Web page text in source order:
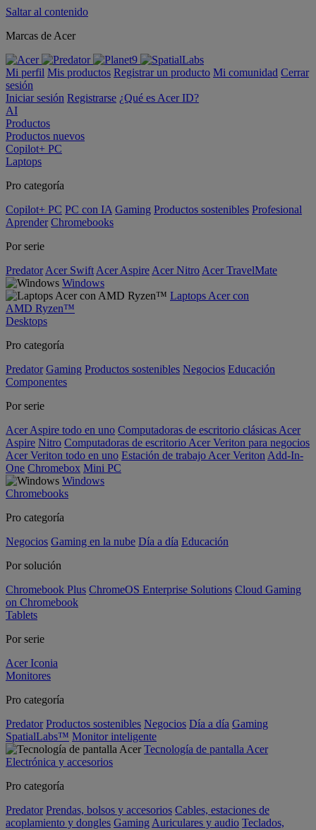
Saltar al contenido
Marcas de Acer
Mi perfil Mis productos Registrar un producto Mi comunidad Cerrar
sesión
Iniciar sesión Registrarse ¿Qué es Acer ID?
AI
Productos
Productos nuevos
Copilot+ PC
Laptops
Pro categoría
Copilot+ PC PC con IA Gaming Productos sostenibles Profesional
Aprender Chromebooks
Por serie
Predator Acer Swift Acer Aspire Acer Nitro Acer TravelMate
Windows
Laptops Acer con
AMD Ryzen™
Desktops
Pro categoría
Predator Gaming Productos sostenibles Negocios Educación
Componentes
Por serie
Acer Aspire todo en uno Computadoras de escritorio clásicas Acer
Aspire Nitro Computadoras de escritorio Acer Veriton para negocios
Acer Veriton todo en uno Estación de trabajo Acer Veriton Add-In-
One Chromebox Mini PC
Windows
Chromebooks
Pro categoría
Negocios Gaming en la nube Día a día Educación
Por solución
Chromebook Plus ChromeOS Enterprise Solutions Cloud Gaming
on Chromebook
Tablets
Por serie
Acer Iconia
Monitores
Pro categoría
Predator Productos sostenibles Negocios Día a día Gaming
SpatialLabs™ Monitor inteligente
Tecnología de pantalla Acer
Electrónica y accesorios
Pro categoría
Predator Prendas, bolsos y accesorios Cables, estaciones de
acoplamiento y dongles Gaming Auriculares y audio Teclados,